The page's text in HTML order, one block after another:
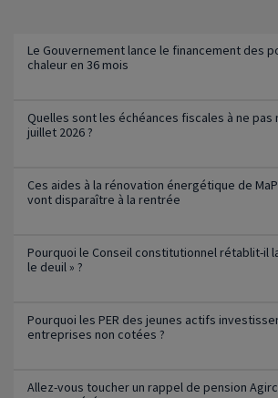
Le Gouvernement lance le financement des
chaleur en 36 mois
Quelles sont les échéances fiscales à ne pas
juillet 2026 ?
Ces aides à la rénovation énergétique de
vont disparaître à la rentrée
Pourquoi le Conseil constitutionnel rétablit-il
le deuil » ?
Pourquoi les PER des jeunes actifs
entreprises non cotées ?
Allez-vous toucher un rappel de pension